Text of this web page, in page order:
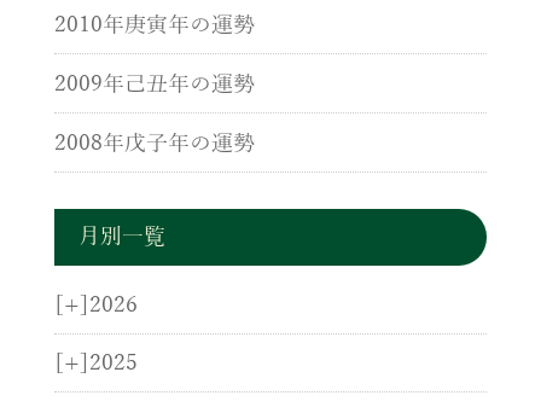
2010年庚寅年の運勢
2009年己丑年の運勢
2008年戊子年の運勢
月別一覧
[+] 2026
[+] 2025